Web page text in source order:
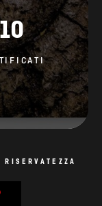
10
RISERVATEZZA